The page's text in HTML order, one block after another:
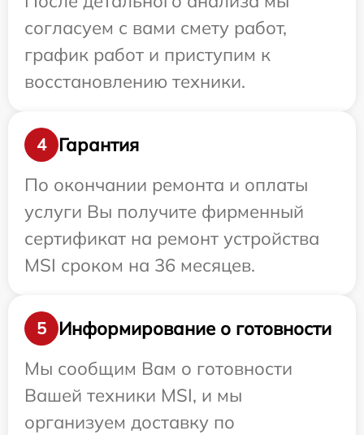
согласуем с вами смету работ,
график работ и приступим к
восстановлению техники.
4
Гарантия
По окончании ремонта и оплаты
услуги Вы получите фирменный
сертификат на ремонт устройства
MSI сроком на 36 месяцев.
5
Информирование о готовности
Мы сообщим Вам о готовности
Вашей техники MSI, и мы
организуем доставку по